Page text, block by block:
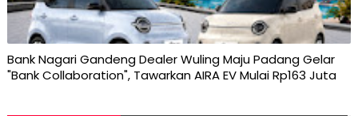
Bank Nagari Gandeng Dealer Wuling Maju Padang Gelar
"Bank Collaboration", Tawarkan AIRA EV Mulai Rp163 Juta